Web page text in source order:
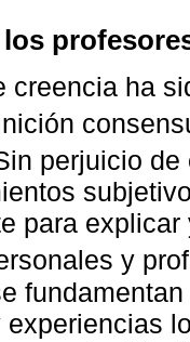
los
creencia ha
perjuicio
para
y